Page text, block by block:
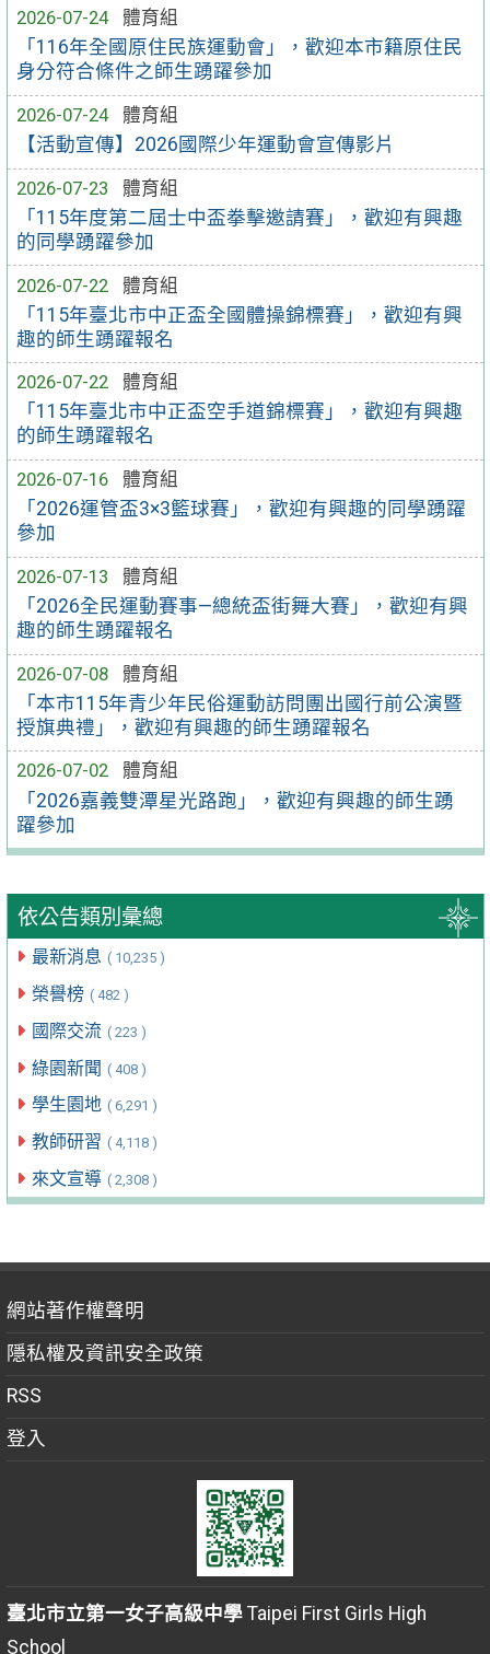
2026-07-24
體育組
「116年全國原住民族運動會」，歡迎本市籍原住民
身分符合條件之師生踴躍參加
2026-07-24
體育組
【活動宣傳】2026國際少年運動會宣傳影片
2026-07-23
體育組
「115年度第二屆士中盃拳擊邀請賽」，歡迎有興趣
的同學踴躍參加
2026-07-22
體育組
「115年臺北市中正盃全國體操錦標賽」，歡迎有興
趣的師生踴躍報名
2026-07-22
體育組
「115年臺北市中正盃空手道錦標賽」，歡迎有興趣
的師生踴躍報名
2026-07-16
體育組
「2026運管盃3×3籃球賽」，歡迎有興趣的同學踴躍
參加
2026-07-13
體育組
「2026全民運動賽事—總統盃街舞大賽」，歡迎有興
趣的師生踴躍報名
2026-07-08
體育組
「本市115年青少年民俗運動訪問團出國行前公演暨
授旗典禮」，歡迎有興趣的師生踴躍報名
2026-07-02
體育組
「2026嘉義雙潭星光路跑」，歡迎有興趣的師生踴
躍參加
依公告類別彙總
最新消息 ( 10,235 )
榮譽榜 ( 482 )
國際交流 ( 223 )
綠園新聞 ( 408 )
學生園地 ( 6,291 )
教師研習 ( 4,118 )
來文宣導 ( 2,308 )
網站著作權聲明
隱私權及資訊安全政策
RSS
登入
臺北市立第一女子高級中學Taipei First Girls High
School